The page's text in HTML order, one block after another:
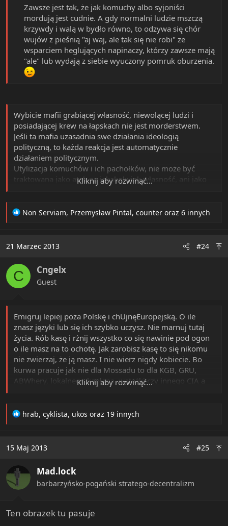
uchodzić za "dobrego komunistę", "dobrego socjalistę",
"dobrego ubeka", "dobrego księdza" czy "współczującego
i rozumiejącego racje drugiej strony etatystę".
(przedstawiciele: E.Gierek, B.Geremek...)
- kapłanów czyli głównych ideologów i prowokatorów. Ta
zaraza mogła się narodzić jedynie dzięki
humanitaryzmowi i innym ideom. Przykładowo takie
socjalistyczne gówno jak Bismarck robiło w młodości
zrobiło na Dzikim Zachodzie, w stanach południowych
czy w Afganistanie to by zostało wyeliminowane.
Podobnie Che, Lenin czy Trocki.
Zawsze jest tak, że jak komuchy albo syjoniści
mordują jest cudnie. A gdy normalni ludzie mszczą
krzywdy i walą w bydło równo, to odzywa się chór
wujów z pieśnią "aj waj, ale tak się nie robi" ze
wsparciem heglujących napinaczy, którzy zawsze mają
"ale" lub wydają z siebie wyuczony pomruk oburzenia.
Wybicie mafii grabiącej własność, niewolącej ludzi i
posiadającej krew na łapskach nie jest morderstwem.
Jeśli ta mafia uzasadnia swe działania ideologią
polityczną, to każda reakcja jest automatycznie
działaniem politycznym.
Utylizacja komuchów i ich pachołków, nie może być
traktowana jako atak na jakąkolwiek własność, ani jako
Kliknij aby rozwinąć...
R
t
o
n
s
Non Serviam, Przemysław Pintal, counter oraz 6 innych
21 Marzec 2013 #24
C Cngelx
Guest
Emigruj lepiej poza Polskę i chUjnęEuropejską. O ile
znasz języki lub się ich szybko uczysz. Nie marnuj tutaj
życia. Rób kasę i rżnij wszystko co się nawinie pod ogon
o ile masz na to ochotę. Jak zarobisz kasę to się nikomu
nie zwierzaj, że ją masz. I nie wierz nigdy kobiecie. Bo
kurwa pracuje jak nie dla Mossadu to dla KGB, GRU,
ABWhery, lokalnego kapłana, watażki czy innego CIA a
seksualnymi być nie mogą.
Kliknij aby rozwinąć...
R
t
o
s
hrab, cyklista, ukos oraz 19 innych
15 Maj 2013 #25
Mad.lock
barbarzyńsko-pogański stratego-decentralizm
Ten obrazek tu pasuje